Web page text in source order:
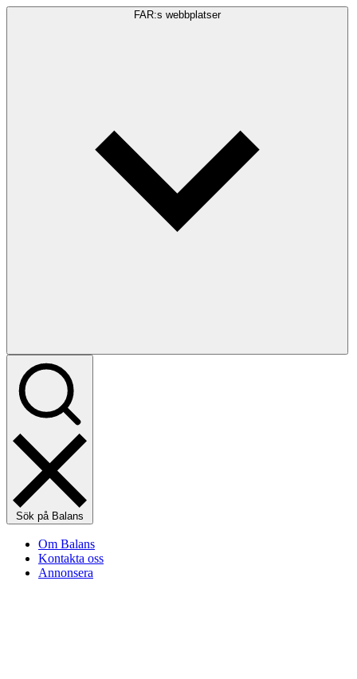
FAR:s webbplatser
Sök på Balans
Om Balans
Kontakta oss
Annonsera